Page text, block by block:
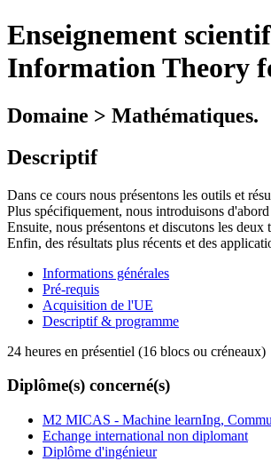
Enseignement
Information Theory
Domaine > Mathématiques.
Descriptif
Dans ce cours nous présentons les outils et
Plus spécifiquement, nous introduisons
Ensuite, nous présentons et discutons les
Enfin, des résultats plus récents et des
Informations générales
Pré-requis
Acquisition de l'UE
Descriptif & programme
24 heures en présentiel (16 blocs ou créneaux)
Diplôme(s) concerné(s)
M2 MICAS - Machine learnIng,
Echange international non diplomant
Diplôme d'ingénieur